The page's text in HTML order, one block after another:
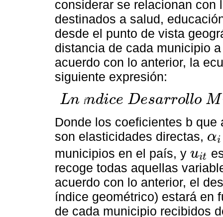
considerar se relacionan con
destinados a salud,
desde el punto de vista
distancia de cada municipio
acuerdo con lo anterior, la
siguiente expresión:
Ln Índice Desarrollo M
Ln Ín d ce Desarrollo Municipal it=β0 + 1Ln Tra ns fere
Donde los coeficientes b
son elasticidades directas, αi
αi
municipios en el país, y uit
uit
recoge todas aquellas
acuerdo con lo anterior, el
índice geométrico) estará en
de cada municipio recibidos